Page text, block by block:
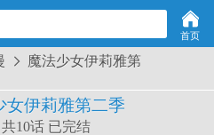
首页
 魔法少女伊莉雅第
女伊莉雅第二季
共10话 已完结